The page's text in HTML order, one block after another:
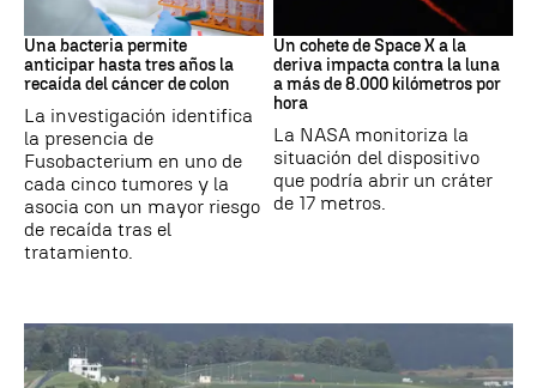
Una bacteria permite
anticipar hasta tres años la
recaída del cáncer de colon
La investigación identifica
la presencia de
Fusobacterium en uno de
cada cinco tumores y la
asocia con un mayor riesgo
de recaída tras el
tratamiento.
Un cohete de Space X a la
deriva impacta contra la luna
a más de 8.000 kilómetros por
hora
La NASA monitoriza la
situación del dispositivo
que podría abrir un cráter
de 17 metros.